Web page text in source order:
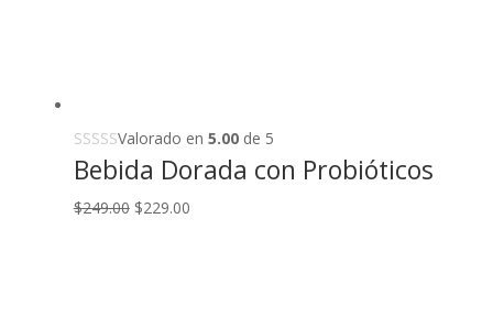
Valorado en 5.00de 5
Bebida Dorada con Probióticos
$249.00 Original
$229.00Current